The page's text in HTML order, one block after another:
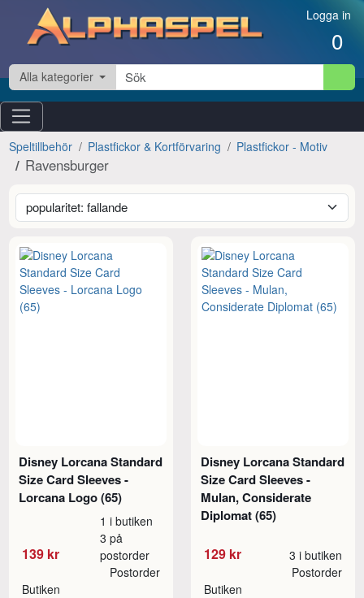
Hoppa till innehåll Logga in
0
Alla kategorier
Speltillbehör Plastfickor & Kortförvaring Plastfickor - Motiv
Ravensburger
Disney Lorcana Standard
Size Card Sleeves -
Lorcana Logo (65)
139 kr
1 i butiken
3 på
postorder
Butiken
Postorder
Disney Lorcana Standard
Size Card Sleeves -
Mulan, Considerate
Diplomat (65)
129 kr 3 i butiken
Butiken
Postorder